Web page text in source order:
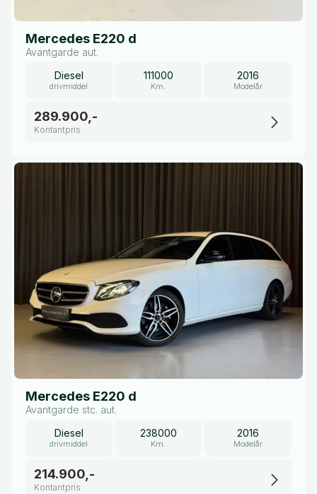
Mercedes E220 d
Avantgarde aut.
Diesel
drivmiddel
111000
Km.
2016
Modelår
289.900,-
Kontantpris
Mercedes E220 d
Avantgarde stc. aut.
Diesel
drivmiddel
238000
Km.
2016
Modelår
214.900,-
Kontantpris